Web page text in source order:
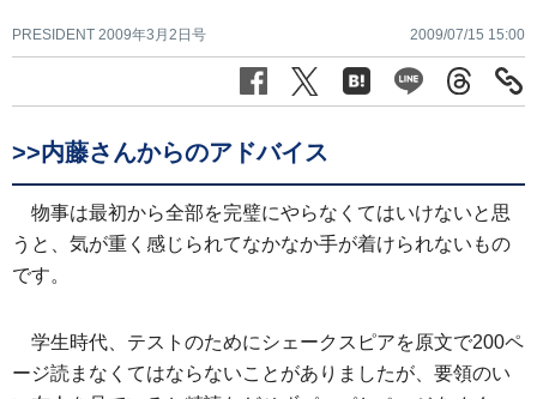
PRESIDENT 2009年3月2日号 2009/07/15 15:00
>>内藤さんからのアドバイス
物事は最初から全部を完璧にやらなくてはいけないと思
うと、気が重く感じられてなかなか手が着けられないもの
です。
学生時代、テストのためにシェークスピアを原文で200ペ
ージ読まなくてはならないことがありましたが、要領のい